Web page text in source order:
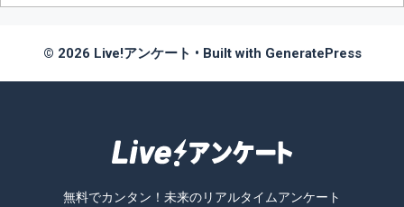
© 2026 Live!アンケート • Built with GeneratePress
無料でカンタン！未来のリアルタイムアンケート